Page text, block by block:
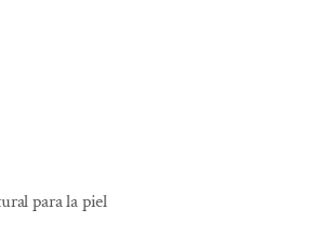
para la piel